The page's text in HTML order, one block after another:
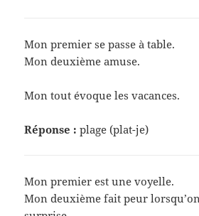
Mon premier se passe à table.
Mon deuxième amuse.
Mon tout évoque les vacances.
Réponse : plage (plat-je)
Mon premier est une voyelle.
Mon deuxième fait peur